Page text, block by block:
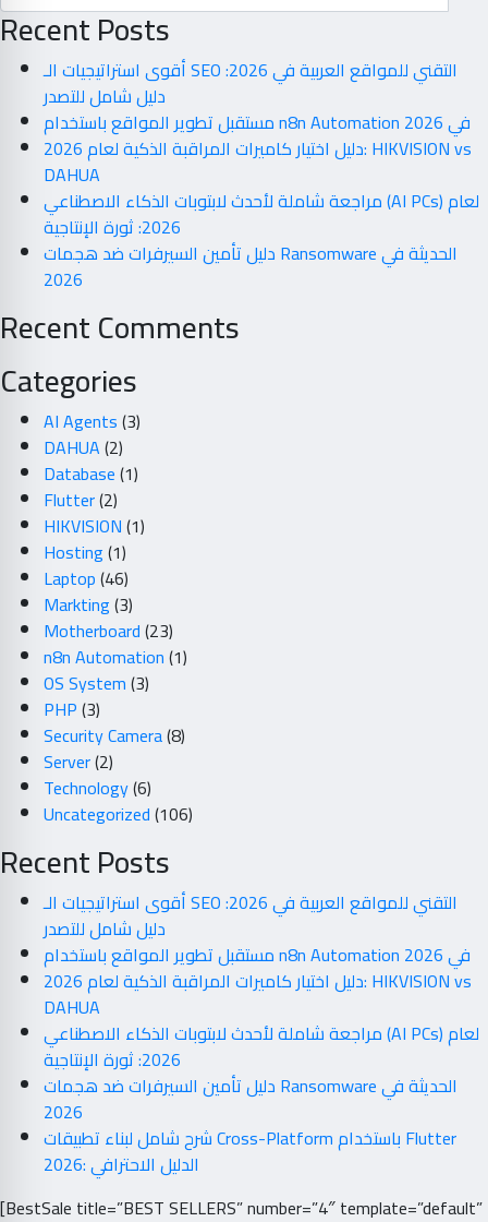
Recent Posts
أقوى استراتيجيات الـ SEO التقني للمواقع العربية في 2026:
دليل شامل للتصدر
مستقبل تطوير المواقع باستخدام n8n Automation في 2026
دليل اختيار كاميرات المراقبة الذكية لعام 2026: HIKVISION vs
DAHUA
مراجعة شاملة لأحدث لابتوبات الذكاء الاصطناعي (AI PCs) لعام
2026: ثورة الإنتاجية
دليل تأمين السيرفرات ضد هجمات Ransomware الحديثة في
2026
Recent Comments
Categories
AI Agents(3)
DAHUA(2)
Database(1)
Flutter(2)
HIKVISION(1)
Hosting(1)
Laptop(46)
Markting(3)
Motherboard(23)
n8n Automation(1)
OS System(3)
PHP(3)
Security Camera(8)
Server(2)
Technology(6)
Uncategorized(106)
Recent Posts
أقوى استراتيجيات الـ SEO التقني للمواقع العربية في 2026:
دليل شامل للتصدر
مستقبل تطوير المواقع باستخدام n8n Automation في 2026
دليل اختيار كاميرات المراقبة الذكية لعام 2026: HIKVISION vs
DAHUA
مراجعة شاملة لأحدث لابتوبات الذكاء الاصطناعي (AI PCs) لعام
2026: ثورة الإنتاجية
دليل تأمين السيرفرات ضد هجمات Ransomware الحديثة في
2026
شرح شامل لبناء تطبيقات Cross-Platform باستخدام Flutter
2026: الدليل الاحترافي
[BestSale title=”BEST SELLERS” number=”4″ template=”default”